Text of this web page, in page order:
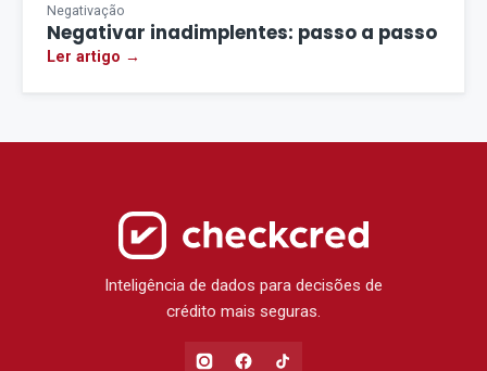
Negativação
Negativar inadimplentes: passo a passo
Ler artigo →
Inteligência de dados para decisões de
crédito mais seguras.